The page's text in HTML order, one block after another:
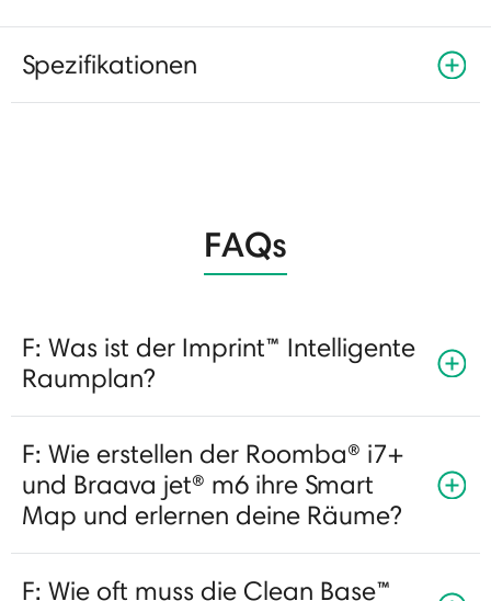
Spezifikationen
FAQs
F: Was ist der Imprint™ Intelligente
Raumplan?
F: Wie erstellen der Roomba® i7+
und Braava jet® m6 ihre Smart
Map und erlernen deine Räume?
F: Wie oft muss die Clean Base™